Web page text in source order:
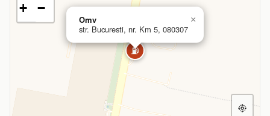
⛽
Omv
str. Bucuresti, nr. Km 5, 080307
×
+ −